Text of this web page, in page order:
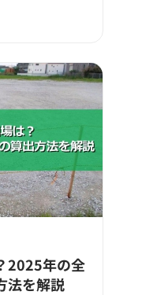
2025年の全
法を解説